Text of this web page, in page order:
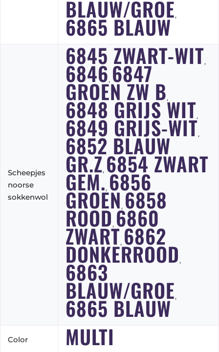
BLAUW/GROE,
6865 BLAUW
Scheepjes
noorse
sokkenwol
6845 ZWART-WIT,
6846, 6847
GROEN ZW B,
6848 GRIJS WIT,
6849 GRIJS-WIT,
6852 BLAUW
GR.Z, 6854 ZWART
GEM., 6856
GROEN , 6858
ROOD, 6860
ZWART, 6862
DONKERROOD ,
6863
BLAUW/GROE,
6865 BLAUW
Color MULTI